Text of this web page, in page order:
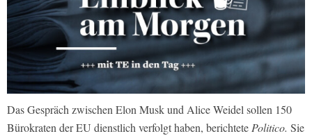
Das Gespräch zwischen Elon Musk und Alice Weidel sollen 150
Bürokraten der EU dienstlich verfolgt haben, berichtete Politico. Sie